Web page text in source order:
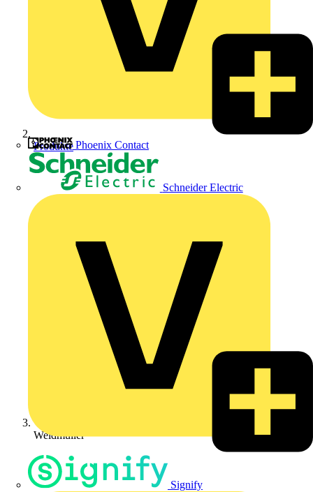
Phoenix Contact
Schneider Electric
Signify
Produkte
Weidmüller